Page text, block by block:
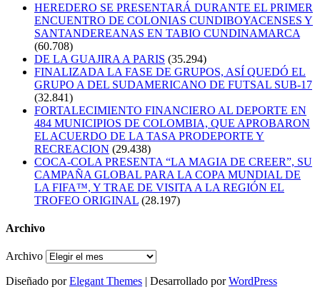
HEREDERO SE PRESENTARÁ DURANTE EL PRIMER
ENCUENTRO DE COLONIAS CUNDIBOYACENSES Y
SANTANDEREANAS EN TABIO CUNDINAMARCA
(60.708)
DE LA GUAJIRA A PARIS (35.294)
FINALIZADA LA FASE DE GRUPOS, ASÍ QUEDÓ EL
GRUPO A DEL SUDAMERICANO DE FUTSAL SUB-17
(32.841)
FORTALECIMIENTO FINANCIERO AL DEPORTE EN
484 MUNICIPIOS DE COLOMBIA, QUE APROBARON
EL ACUERDO DE LA TASA PRODEPORTE Y
RECREACION (29.438)
COCA-COLA PRESENTA “LA MAGIA DE CREER”, SU
CAMPAÑA GLOBAL PARA LA COPA MUNDIAL DE
LA FIFA™, Y TRAE DE VISITA A LA REGIÓN EL
TROFEO ORIGINAL (28.197)
Archivo
Archivo
Diseñado porElegant Themes | Desarrollado porWordPress